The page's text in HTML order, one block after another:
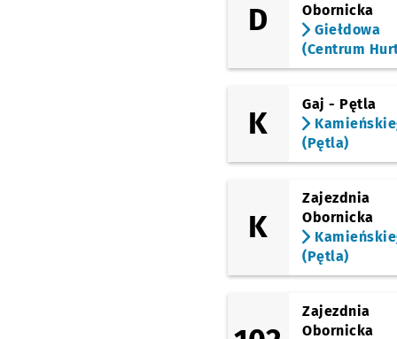
Muchobór Wielki
(Roślinna)
Mińska (Rondo Rotm.
Pileckiego)
Rogowska (P+R)
Strzegomska
Muchobór Mały (Stacja
D
Obornicka
Giełdowa
(Centrum
K
Gaj - Pętla
(Pętla)
K
Zajezdnia
Obornicka
(Pętla)
Zajezdnia
Obornicka